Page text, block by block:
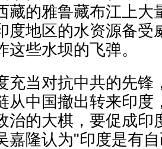
藏的雅鲁藏布江上大
度地区的水资源备受
些水坝的飞弹。
当对抗中共的先锋
从中国撤出转来印度
治的大棋，要促成印
嘉隆认为"印度是有